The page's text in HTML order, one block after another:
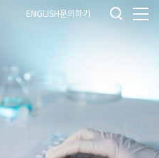
ENGLISH문의하기